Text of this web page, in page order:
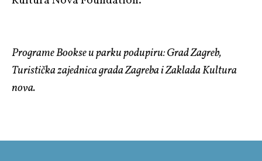
Programe Bookse u parku podupiru: Grad Zagreb,
Turistička zajednica grada Zagreba i Zaklada Kultura
nova.